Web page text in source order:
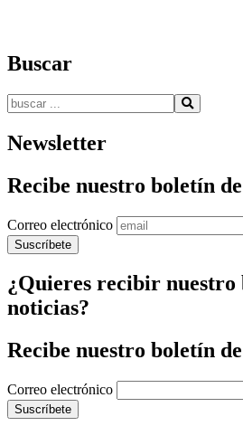
Buscar
Buscar:
Newsletter
Recibe nuestro boletín
Correo electrónico
¿Quieres recibir nuestro
noticias?
Recibe nuestro boletín
Correo electrónico